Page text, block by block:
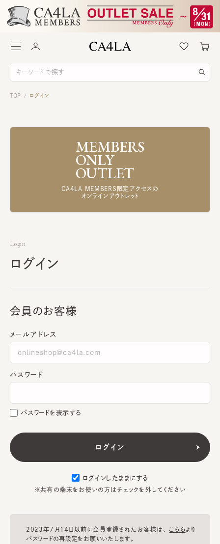
TOP / ログイン
MEMBERS
ONLY
OUTLET
CA4LA MEMBERS限定アクセスの
オンラインアウトレット
Login
ログイン
会員のお客様
メールアドレス
パスワード
パスワードを表示する
ログインしたままにする
※共有の端末をお使いの方はチェックを外してください
2023年7月14日以前に会員登録されたお客様は、 こちらより
パスワードの再設定をお願いいたします。